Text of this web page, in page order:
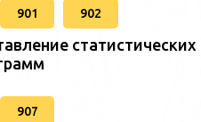
901 902
статистических
907